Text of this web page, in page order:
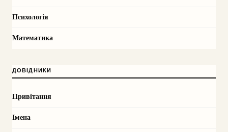
Психологія
Математика
ДОВІДНИКИ
Привітання
Імена